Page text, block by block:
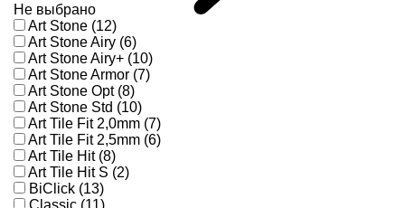
Не выбрано
Art Stone (12)
Art Stone Airy (6)
Art Stone Airy+ (10)
Art Stone Armor (7)
Art Stone Opt (8)
Art Stone Std (10)
Art Tile Fit 2,0mm (7)
Art Tile Fit 2,5mm (6)
Art Tile Hit (8)
Art Tile Hit S (2)
BiClick (13)
Classic (11)